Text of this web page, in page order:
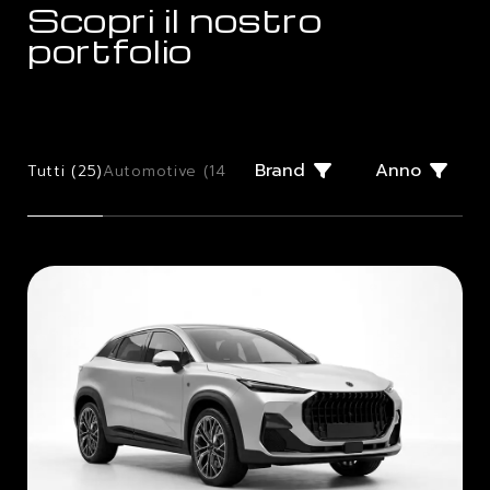
Scopri il nostro
portfolio
Tutti (25)Automotive (14 Few Offs (2) Giugiaro Design (
Brand Anno